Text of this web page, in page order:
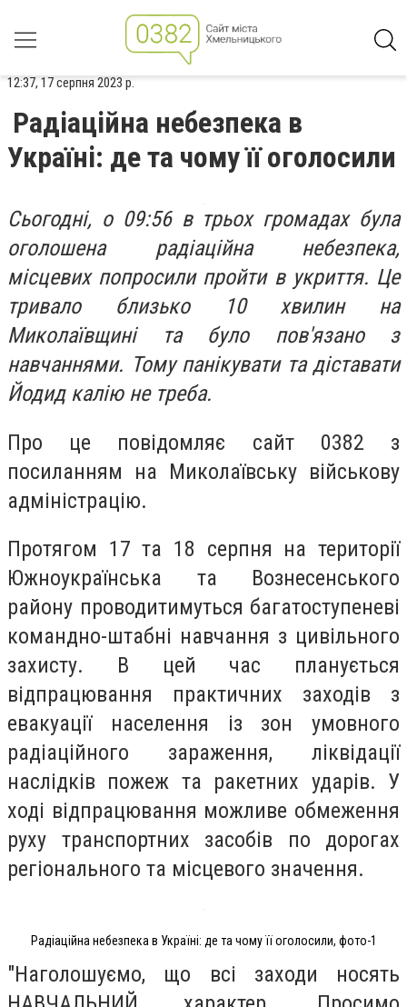
12:37, 17 серпня 2023 р.
Радіаційна небезпека в
Україні: де та чому її оголосили
Сьогодні, о 09:56 в трьох громадах була
оголошена радіаційна небезпека,
місцевих попросили пройти в укриття. Це
тривало близько 10 хвилин на
Миколаївщині та було пов'язано з
навчаннями. Тому панікувати та діставати
Йодид калію не треба.
Про це повідомляє сайт 0382 з
посиланням на Миколаївську військову
адміністрацію.
Протягом 17 та 18 серпня на території
Южноукраїнська та Вознесенського
району проводитимуться багатоступеневі
командно-штабні навчання з цивільного
захисту. В цей час планується
відпрацювання практичних заходів з
евакуації населення із зон умовного
радіаційного зараження, ліквідації
наслідків пожеж та ракетних ударів. У
ході відпрацювання можливе обмеження
руху транспортних засобів по дорогах
регіонального та місцевого значення.
Радіаційна небезпека в Україні: де та чому її оголосили, фото-1
"Наголошуємо, що всі заходи носять